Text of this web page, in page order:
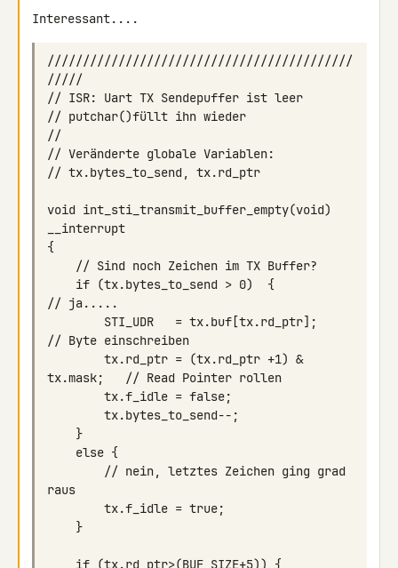
///////////////////////////////////////////
void int_sti_transmit_buffer_empty(void)